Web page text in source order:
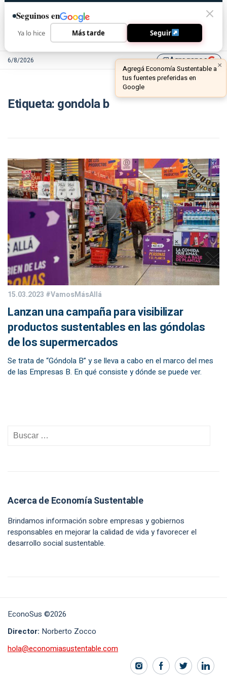
6/8/2026 library_addAgreganos ×
Agregá Economía Sustentable a
tus fuentes preferidas en
Google
Etiqueta: gondola b
15.03.2023 #VamosMásAllá
Lanzan una campaña para visibilizar
productos sustentables en las góndolas
de los supermercados
Se trata de “Góndola B” y se lleva a cabo en el marco del mes
de las Empresas B. En qué consiste y dónde se puede ver.
Acerca de Economía Sustentable
Brindamos información sobre empresas y gobiernos
responsables en mejorar la calidad de vida y favorecer el
desarrollo social sustentable.
EconoSus ©2026
Director: Norberto Zocco
hola@economiasustentable.com
Seguinos en
Ya lo hice Más tarde Seguir